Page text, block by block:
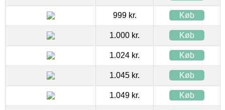
999 kr. Køb
1.000 kr. Køb
1.024 kr. Køb
1.045 kr. Køb
1.049 kr. Køb